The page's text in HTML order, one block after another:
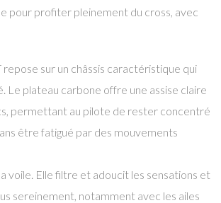
pour profiter pleinement du cross, avec
sur un châssis caractéristique qui
Le plateau carbone offre une assise claire
permettant au pilote de rester concentré
être fatigué par des mouvements
voile. Elle filtre et adoucit les sensations et
sereinement, notamment avec les ailes